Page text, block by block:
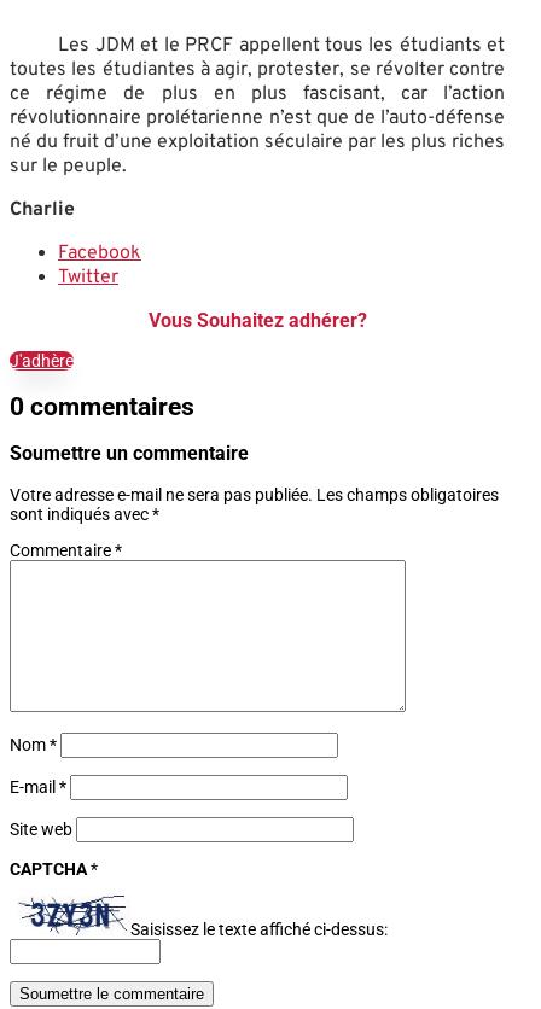
Les JDM et le PRCF appellent tous les étudiants et
toutes les étudiantes à agir, protester, se révolter contre
ce régime de plus en plus fascisant, car l’action
révolutionnaire prolétarienne n’est que de l’auto-défense
né du fruit d’une exploitation séculaire par les plus riches
sur le peuple.
Charlie
Facebook
Twitter
Vous Souhaitez adhérer?
J'adhère
0 commentaires
Soumettre un commentaire
Votre adresse e-mail ne sera pas publiée. Les champs obligatoires
sont indiqués avec*
Commentaire*
Nom*
E-mail*
Site web
CAPTCHA*
Saisissez le texte affiché ci-dessus:
Soumettre le commentaire